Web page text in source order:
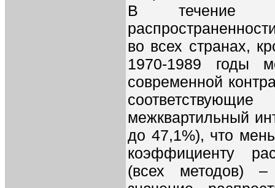
В течение
во всех странах,
1970-1989 годы
современной
межквартильный
до 47,1%), что
коэффициенту
(всех методов) –